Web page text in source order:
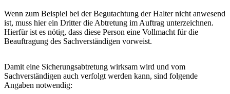
Wenn zum Beispiel bei der Begutachtung der Halter nicht anwesend
ist, muss hier ein Dritter die Abtretung im Auftrag unterzeichnen.
Hierfür ist es nötig, dass diese Person eine Vollmacht für die
Beauftragung des Sachverständigen vorweist.
Damit eine Sicherungsabtretung wirksam wird und vom
Sachverständigen auch verfolgt werden kann, sind folgende
Angaben notwendig: